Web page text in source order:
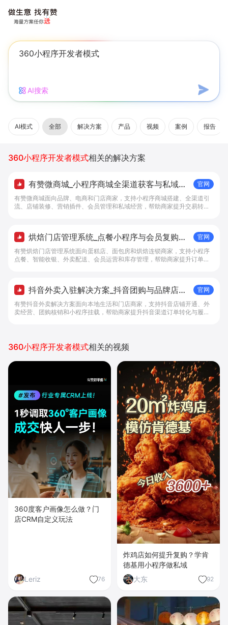
AI搜索
AI模式 全部 解决方案 产品 视频 案例 报告
360小程序开发者模式相关的解决方案
有赞微商城_小程序商城全渠道获客与私域复
购工具 - 做生意, 找有赞
官网
有赞微商城面向品牌、电商和门店商家，支持小程序商城搭建、全渠道引
流、店铺装修、营销插件、会员管理和私域经营，帮助商家提升交易转化
烘焙门店管理系统_点餐小程序与会员复购工
具 - 做生意, 找有赞
官网
有赞烘焙门店管理系统面向蛋糕店、面包房和烘焙连锁商家，支持小程序
点餐、智能收银、外卖配送、会员运营和库存管理，帮助商家提升订单转
抖音外卖入驻解决方案_抖音团购与品牌店铺
经营工具 - 做抖音生意，找有赞
官网
有赞抖音外卖解决方案面向本地生活和门店商家，支持抖音店铺开通、外
卖经营、团购核销和小程序挂载，帮助商家提升抖音渠道订单转化与履约
360小程序开发者模式相关的视频
360度客户画像怎么做？门
店CRM自定义玩法
Leriz 76
炸鸡店如何提升复购？学肯
德基用小程序做私域
大东
92